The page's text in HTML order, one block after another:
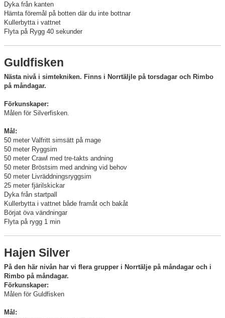
Dyka från kanten
Hämta föremål på botten där du inte bottnar
Kullerbytta i vattnet
Flyta på Rygg 40 sekunder
Guldfisken
Nästa nivå i simtekniken. Finns i Norrtäljle på torsdagar och Rimbo
på måndagar.
Förkunskaper:
Målen för Silverfisken.
Mål:
50 meter Valfritt simsätt på mage
50 meter Ryggsim
50 meter Crawl med tre-takts andning
50 meter Bröstsim med andning vid behov
50 meter Livräddningsryggsim
25 meter fjärilskickar
Dyka från startpall
Kullerbytta i vattnet både framåt och bakåt
Börjat öva vändningar
Flyta på rygg 1 min
Hajen Silver
På den här nivån har vi flera grupper i Norrtälje på måndagar och i
Rimbo på måndagar.
Förkunskaper:
Målen för Guldfisken
Mål: